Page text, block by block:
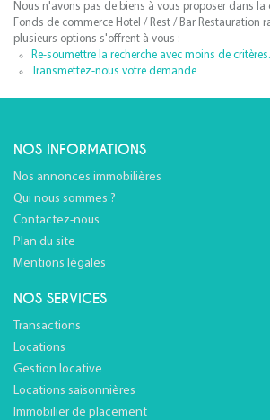
Nous n'avons pas de biens à vous proposer dans la
Fonds de commerce Hotel / Rest / Bar Restauration
plusieurs options s'offrent à vous :
Re-soumettre la recherche avec moins de critères.
Transmettez-nous votre demande
NOS INFORMATIONS
Nos annonces immobilières
Qui nous sommes ?
Contactez-nous
Plan du site
Mentions légales
NOS SERVICES
Transactions
Locations
Gestion locative
Locations saisonnières
Immobilier de placement